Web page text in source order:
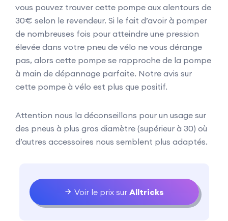
vous pouvez trouver cette pompe aux alentours de
30€ selon le revendeur. Si le fait d’avoir à pomper
de nombreuses fois pour atteindre une pression
élevée dans votre pneu de vélo ne vous dérange
pas, alors cette pompe se rapproche de la pompe
à main de dépannage parfaite. Notre avis sur
cette pompe à vélo est plus que positif.
Attention nous la déconseillons pour un usage sur
des pneus à plus gros diamètre (supérieur à 30) où
d’autres accessoires nous semblent plus adaptés.
Voir le prix sur Alltricks